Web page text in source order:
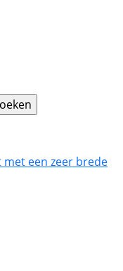
een zeer brede